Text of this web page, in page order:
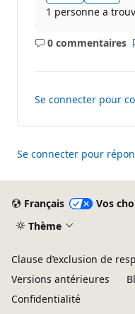
1 personne a
0 commentaires
Aucun
Se connecter pour
Se connecter pour
Français
Vos
Thème
Clause d’exclusion de
Versions antérieures
Confidentialité